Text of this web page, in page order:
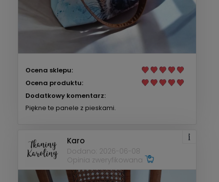
Ocena sklepu:
Ocena produktu:
Dodatkowy komentarz:
Piękne te panele z pieskami.
Karo
Dodano: 2026-06-08
Opinia zweryfikowana